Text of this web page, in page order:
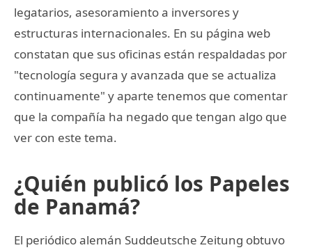
legatarios, asesoramiento a inversores y
estructuras internacionales. En su página web
constatan que sus oficinas están respaldadas por
"tecnología segura y avanzada que se actualiza
continuamente" y aparte tenemos que comentar
que la compañía ha negado que tengan algo que
ver con este tema.
¿Quién publicó los Papeles
de Panamá?
El periódico alemán Suddeutsche Zeitung obtuvo